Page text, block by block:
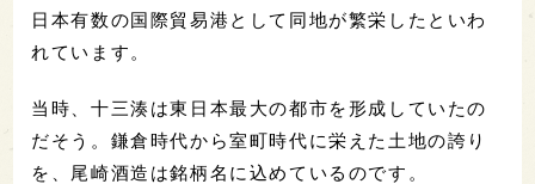
日本有数の国際貿易港として同地が繁栄したといわ
れています。
当時、十三湊は東日本最大の都市を形成していたの
だそう。鎌倉時代から室町時代に栄えた土地の誇り
を、尾崎酒造は銘柄名に込めているのです。